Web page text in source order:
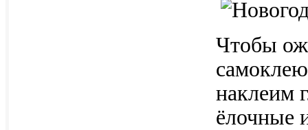
Чтобы
наклеим
ёлочные